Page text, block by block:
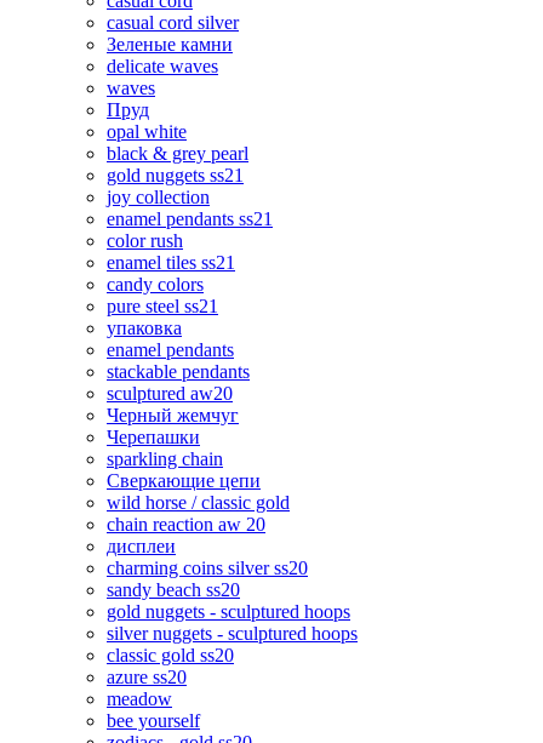
casual cord silver
Зеленые камни
delicate waves
waves
Пруд
opal white
black & grey pearl
gold nuggets ss21
joy collection
enamel pendants ss21
color rush
enamel tiles ss21
candy colors
pure steel ss21
упаковка
enamel pendants
stackable pendants
sculptured aw20
Черный жемчуг
Черепашки
sparkling chain
Сверкающие цепи
wild horse / classic gold
chain reaction aw 20
дисплеи
charming coins silver ss20
sandy beach ss20
gold nuggets - sculptured hoops
silver nuggets - sculptured hoops
classic gold ss20
azure ss20
meadow
bee yourself